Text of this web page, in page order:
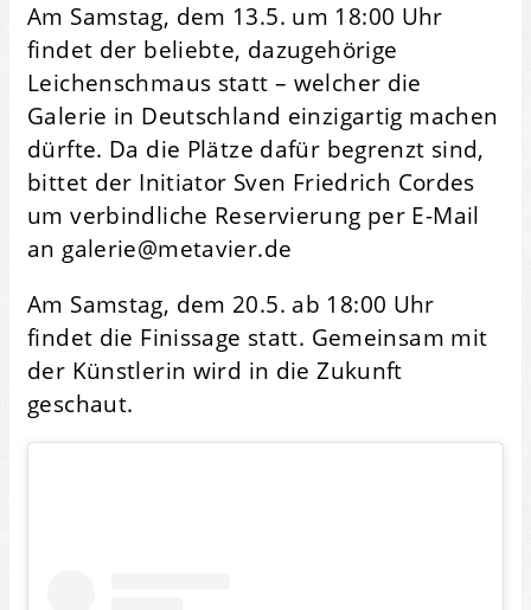
Am Samstag, dem 13.5. um 18:00 Uhr
findet der beliebte, dazugehörige
Leichenschmaus statt – welcher die
Galerie in Deutschland einzigartig machen
dürfte. Da die Plätze dafür begrenzt sind,
bittet der Initiator Sven Friedrich Cordes
um verbindliche Reservierung per E-Mail
an galerie@metavier.de
Am Samstag, dem 20.5. ab 18:00 Uhr
findet die Finissage statt. Gemeinsam mit
der Künstlerin wird in die Zukunft
geschaut.